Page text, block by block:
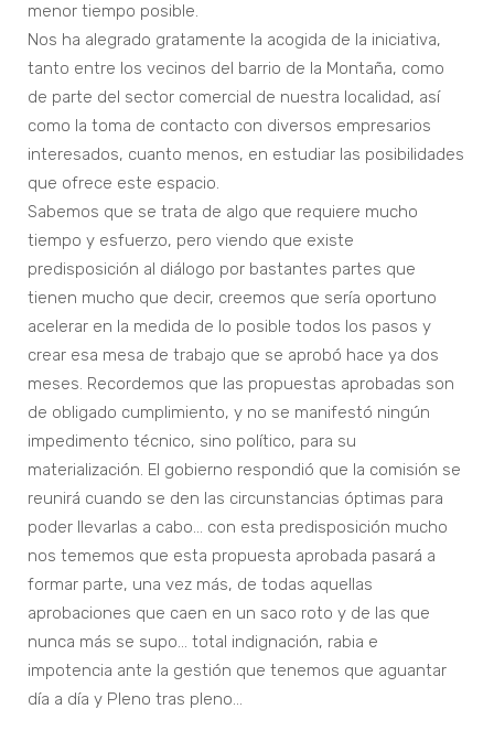
menor tiempo posible.
Nos ha alegrado gratamente la acogida de la iniciativa,
tanto entre los vecinos del barrio de la Montaña, como
de parte del sector comercial de nuestra localidad, así
como la toma de contacto con diversos empresarios
interesados, cuanto menos, en estudiar las posibilidades
que ofrece este espacio.
Sabemos que se trata de algo que requiere mucho
tiempo y esfuerzo, pero viendo que existe
predisposición al diálogo por bastantes partes que
tienen mucho que decir, creemos que sería oportuno
acelerar en la medida de lo posible todos los pasos y
crear esa mesa de trabajo que se aprobó hace ya dos
meses. Recordemos que las propuestas aprobadas son
de obligado cumplimiento, y no se manifestó ningún
impedimento técnico, sino político, para su
materialización. El gobierno respondió que la comisión se
reunirá cuando se den las circunstancias óptimas para
poder llevarlas a cabo… con esta predisposición mucho
nos tememos que esta propuesta aprobada pasará a
formar parte, una vez más, de todas aquellas
aprobaciones que caen en un saco roto y de las que
nunca más se supo… total indignación, rabia e
impotencia ante la gestión que tenemos que aguantar
día a día y Pleno tras pleno…